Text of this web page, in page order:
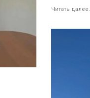
Читать